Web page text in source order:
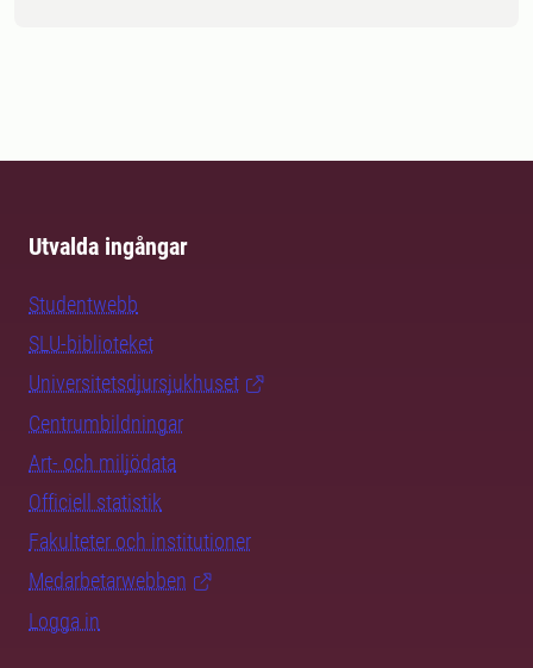
Utvalda ingångar
Studentwebb
SLU-biblioteket
Universitetsdjursjukhuset
Centrumbildningar
Art- och miljödata
Officiell statistik
Fakulteter och institutioner
Medarbetarwebben
Logga in